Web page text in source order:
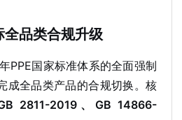
全品类合规升级
PPE国家标准体系的全面强制
成全品类产品的合规切换。核
2811-2019、GB 14866-